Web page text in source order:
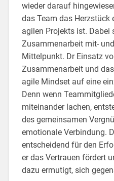
wieder darauf
das Team das Herzstück
agilen Projekts ist. Dabei
Zusammenarbeit mit-
Mittelpunkt. Dr Einsatz
Zusammenarbeit und
agile Mindset auf eine
Denn wenn
miteinander lachen,
des gemeinsamen
emotionale Verbindung.
entscheidend für den
er das Vertrauen fördert
dazu ermutigt, sich